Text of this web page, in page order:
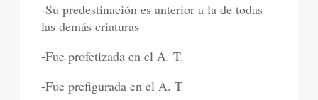
-Su predestinación es anterior a la de todas
las demás criaturas
-Fue profetizada en el A. T.
-Fue prefigurada en el A. T